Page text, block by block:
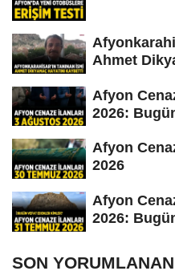
Ahmet
Afyon
2026:
Afyon
2026
Afyon
2026:
SON